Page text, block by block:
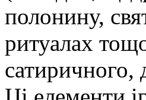
полонину,
ритуалах
сатиричного,